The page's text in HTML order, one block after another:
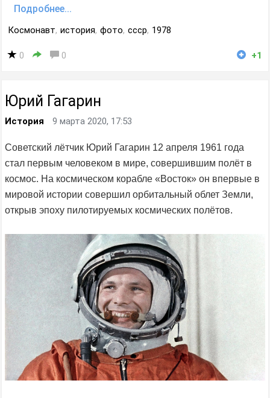
Подробнее...
Космонавт, история, фото, ссср, 1978
0 0 +1
Юрий Гагарин
История 9 марта 2020, 17:53
Советский лётчик Юрий Гагарин 12 апреля 1961 года
стал первым человеком в мире, совершившим полёт в
космос. На космическом корабле «Восток» он впервые в
мировой истории совершил орбитальный облет Земли,
открыв эпоху пилотируемых космических полётов.